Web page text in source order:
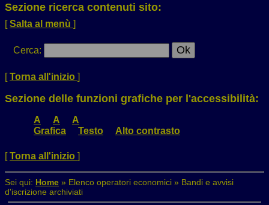
Sezione ricerca contenuti sito:
[Salta al menù ]
Cerca:
[Torna all'inizio ]
Sezione delle funzioni grafiche per l'accessibilità:
A A
A
Grafica
Testo Alto contrasto
[Torna all'inizio ]
Sei qui: Home » Elenco operatori economici » Bandi e avvisi
d'iscrizione archiviati